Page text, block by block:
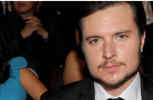
Ignacia Gil Peñaranda
Madrid
Publicado: 17 de noviembre de 2021, 14:02